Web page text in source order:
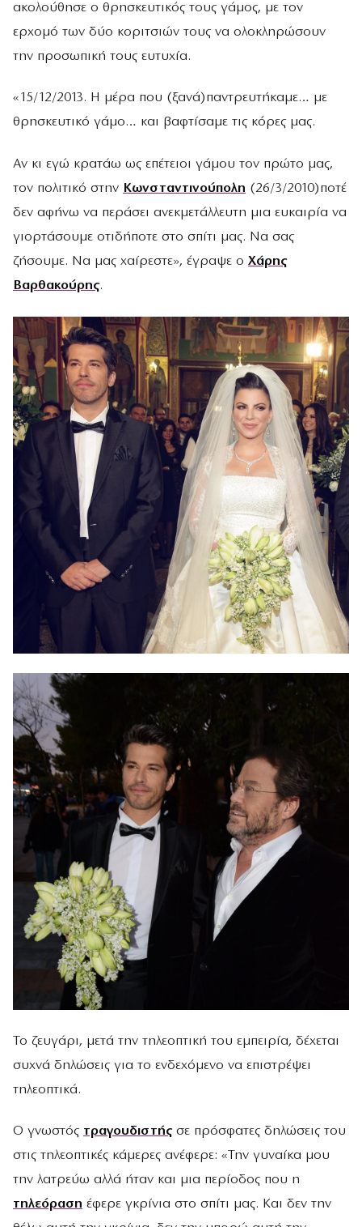
ακολούθησε ο θρησκευτικός τους γάμος, με τον
ερχομό των δύο κοριτσιών τους να ολοκληρώσουν
την προσωπική τους ευτυχία.
«15/12/2013. Η μέρα που (ξανά)παντρευτήκαμε… με
θρησκευτικό γάμο… και βαφτίσαμε τις κόρες μας.
Aν κι εγώ κρατάω ως επέτειοι γάμου τον πρώτο μας,
τον πολιτικό στην Κωνσταντινούπολη (26/3/2010)ποτέ
δεν αφήνω να περάσει ανεκμετάλλευτη μια ευκαιρία να
γιορτάσουμε οτιδήποτε στο σπίτι μας. Να σας
ζήσουμε. Να μας χαίρεστε», έγραψε ο Χάρης
Βαρθακούρης.
Το ζευγάρι, μετά την τηλεοπτική του εμπειρία, δέχεται
συχνά δηλώσεις για το ενδεχόμενο να επιστρέψει
τηλεοπτικά.
Ο γνωστός τραγουδιστήςσε πρόσφατες δηλώσεις του
στις τηλεοπτικές κάμερες ανέφερε: «Την γυναίκα μου
την λατρεύω αλλά ήταν και μια περίοδος που η
τηλεόραση έφερε γκρίνια στο σπίτι μας. Και δεν την